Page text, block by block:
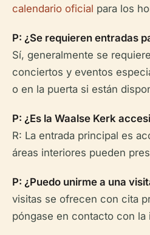
calendario oficial para los
P: ¿Se requieren entradas
Sí, generalmente se
conciertos y eventos
o en la puerta si están
P: ¿Es la Waalse Kerk
R: La entrada principal es
áreas interiores pueden
P: ¿Puedo unirme a una
visitas se ofrecen con cita
póngase en contacto con la